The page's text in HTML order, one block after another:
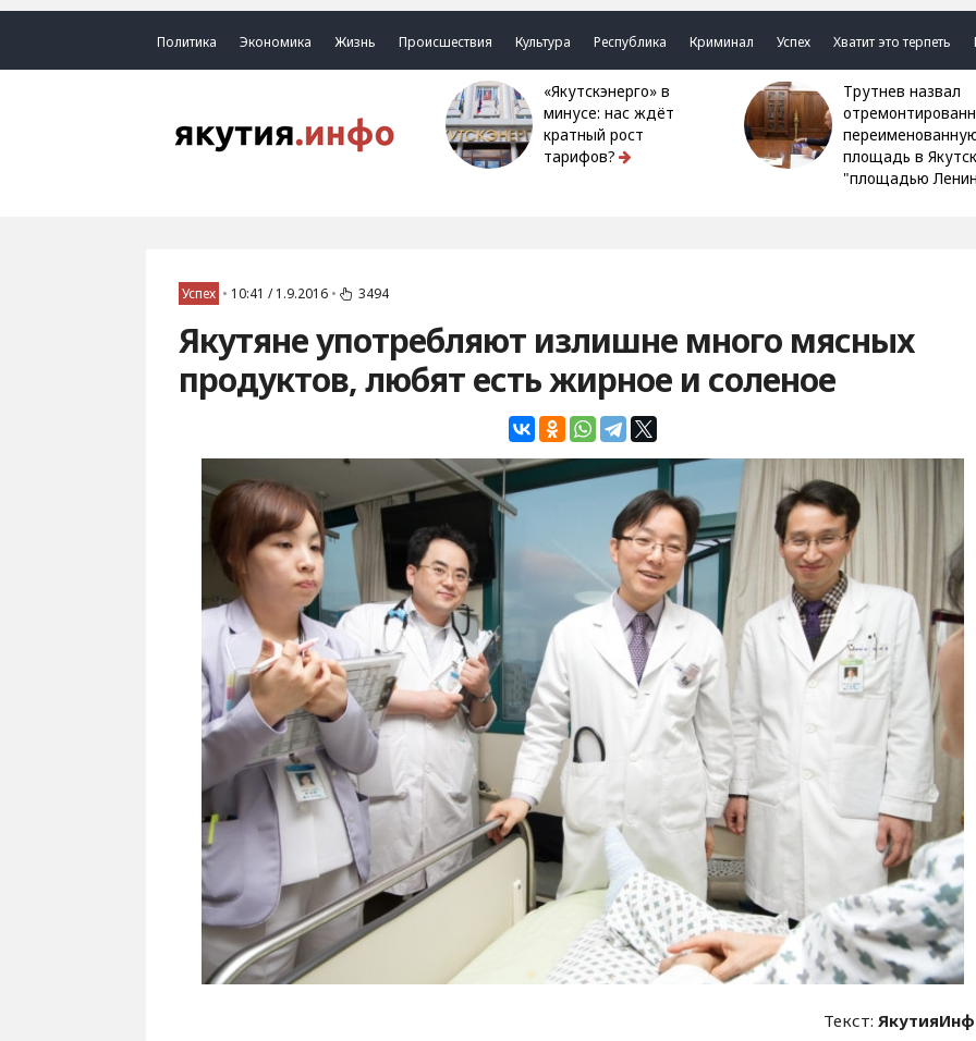
Политика Экономика Жизнь Происшествия Культура Республика Криминал Успех Хватит это терпеть
«Якутскэнерго» в
минусе: нас ждёт
кратный рост
тарифов?
Трутнев назвал
площадь в
"площадью
Успех • 10:41 / 1.9.2016 • 3494
Якутяне употребляют излишне много мясных
продуктов, любят есть жирное и соленое
Текст: